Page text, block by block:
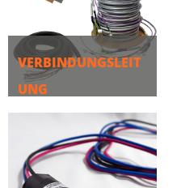
VERBINDUNGSLEIT
UNG